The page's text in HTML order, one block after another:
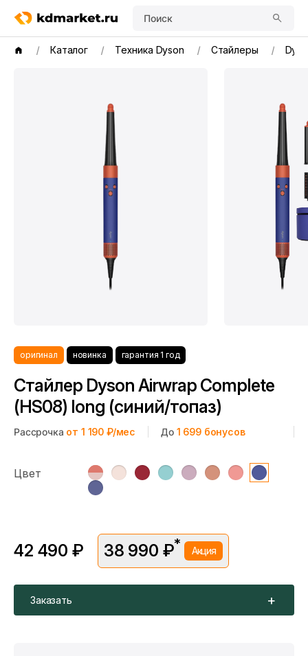
Поиск
Каталог Техника Dyson Стайлеры
оригинал новинка гарантия 1 год
Стайлер Dyson Airwrap Complete
(HS08) long (синий/топаз)
Рассрочка от 1 190 ₽/мес До 1 699бонусов
Цвет
42 490 ₽ 38 990 ₽* Акция
Цена без скидки —42 490 ₽. Подробности уточняйте у
консультантов.
Заказать